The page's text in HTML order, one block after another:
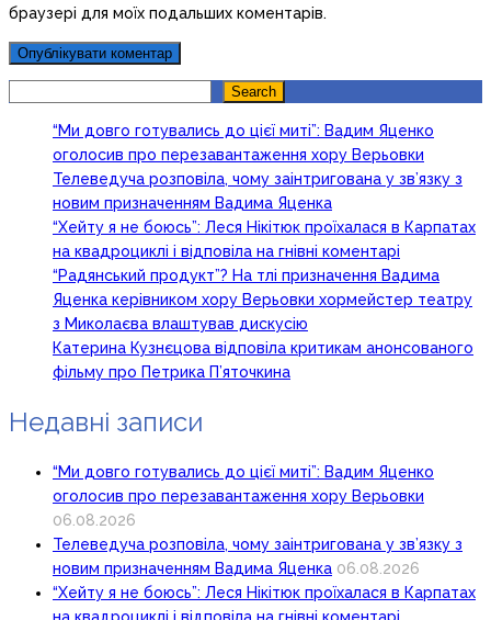
браузері для моїх подальших коментарів.
Search
“Ми довго готувались до цієї миті”: Вадим Яценко
оголосив про перезавантаження хору Верьовки
Телеведуча розповіла, чому заінтригована у зв’язку з
новим призначенням Вадима Яценка
“Хейту я не боюсь”: Леся Нікітюк проїхалася в Карпатах
на квадроциклі і відповіла на гнівні коментарі
“Радянський продукт”? На тлі призначення Вадима
Яценка керівником хору Верьовки хормейстер театру
з Миколаєва влаштував дискусію
Катерина Кузнєцова відповіла критикам анонсованого
фільму про Петрика П’яточкина
Недавні записи
“Ми довго готувались до цієї миті”: Вадим Яценко
оголосив про перезавантаження хору Верьовки
06.08.2026
Телеведуча розповіла, чому заінтригована у зв’язку з
новим призначенням Вадима Яценка 06.08.2026
“Хейту я не боюсь”: Леся Нікітюк проїхалася в Карпатах